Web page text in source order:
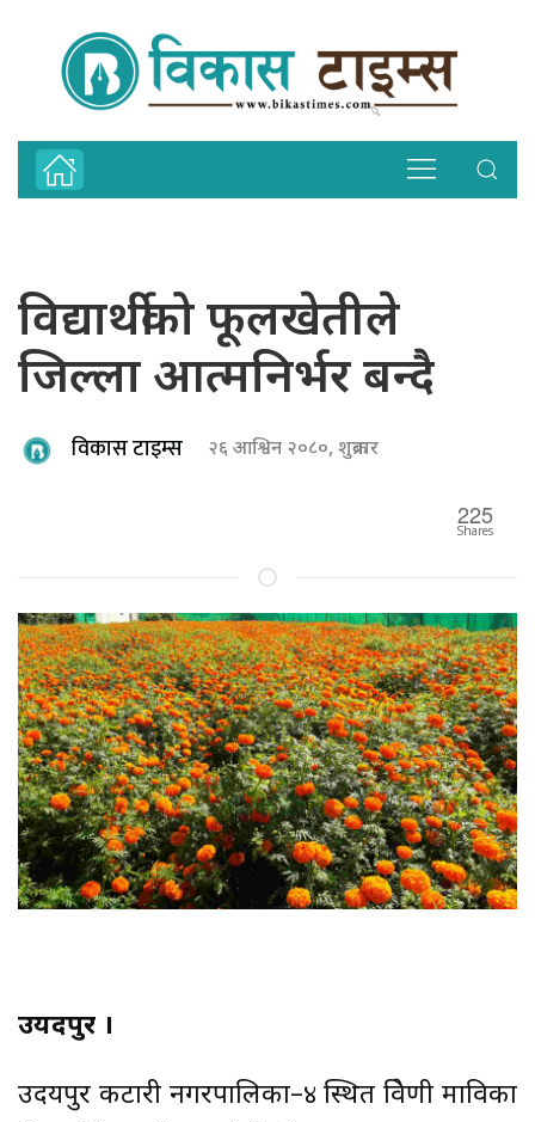
विद्यार्थीको फूलखेतीले
जिल्ला आत्मनिर्भर बन्दै
विकास टाइम्स २६ आश्विन २०८०, शुक्रबार
225
Shares
उयदपुर ।
उदयपुर कटारी नगरपालिका–४ स्थित त्रिवेणी माविका